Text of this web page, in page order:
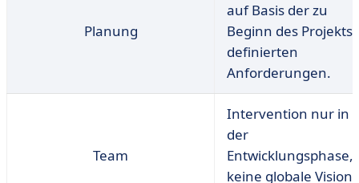
Planung
auf Basis der zu
Beginn des Projekts
definierten
Anforderungen.
Team
Intervention nur in
der
Entwicklungsphase,
keine globale Vision